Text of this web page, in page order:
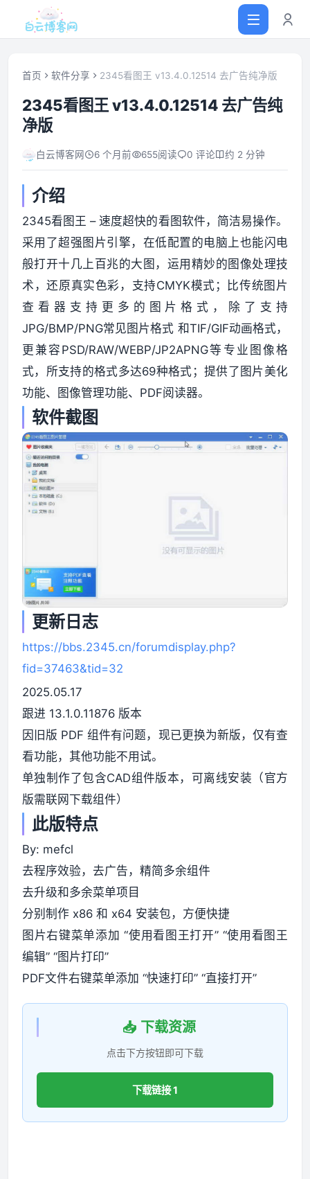
首页
网站源码
软件仓库
主题插件
技术分享
值得一看
资源资讯
首页 软件分享 2345看图王 v13.4.0.12514 去广告纯净版
2345看图王 v13.4.0.12514 去广告纯
净版
白云博客网 6 个月前 655阅读 0 评论 约 2 分钟
介绍
2345看图王 – 速度超快的看图软件，简洁易操作。
采用了超强图片引擎，在低配置的电脑上也能闪电
般打开十几上百兆的大图，运用精妙的图像处理技
术，还原真实色彩，支持CMYK模式；比传统图片
查看器支持更多的图片格式，除了支持
JPG/BMP/PNG常见图片格式 和TIF/GIF动画格式，
更兼容PSD/RAW/WEBP/JP2APNG等专业图像格
式，所支持的格式多达69种格式；提供了图片美化
功能、图像管理功能、PDF阅读器。
软件截图
更新日志
https://bbs.2345.cn/forumdisplay.php?
fid=37463&tid=32
2025.05.17
跟进 13.1.0.11876 版本
因旧版 PDF 组件有问题，现已更换为新版，仅有查
看功能，其他功能不用试。
单独制作了包含CAD组件版本，可离线安装（官方
版需联网下载组件）
此版特点
By: mefcl
去程序效验，去广告，精简多余组件
去升级和多余菜单项目
分别制作 x86 和 x64 安装包，方便快捷
图片右键菜单添加 “使用看图王打开” “使用看图王
编辑” “图片打印”
PDF文件右键菜单添加 “快速打印” “直接打开”
📥 下载资源
点击下方按钮即可下载
下载链接 1